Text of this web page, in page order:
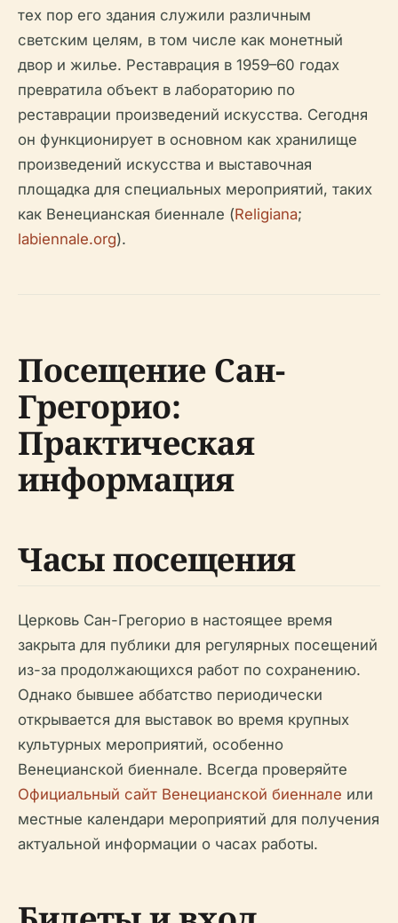
тех пор его здания служили различным
светским целям, в том числе как монетный
двор и жилье. Реставрация в 1959–60 годах
превратила объект в лабораторию по
реставрации произведений искусства. Сегодня
он функционирует в основном как хранилище
произведений искусства и выставочная
площадка для специальных мероприятий, таких
как Венецианская биеннале (Religiana;
labiennale.org).
Посещение Сан-
Грегорио:
Практическая
информация
Часы посещения
Церковь Сан-Грегорио в настоящее время
закрыта для публики для регулярных посещений
из-за продолжающихся работ по сохранению.
Однако бывшее аббатство периодически
открывается для выставок во время крупных
культурных мероприятий, особенно
Венецианской биеннале. Всегда проверяйте
Официальный сайт Венецианской биеннале или
местные календари мероприятий для получения
актуальной информации о часах работы.